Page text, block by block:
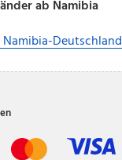
ab Namibia
Namibia-Deutschland